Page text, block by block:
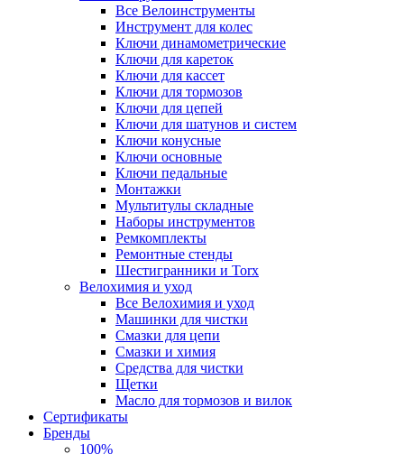
Все Велоинструменты
Инструмент для колес
Ключи динамометрические
Ключи для кареток
Ключи для кассет
Ключи для тормозов
Ключи для цепей
Ключи для шатунов и систем
Ключи конусные
Ключи основные
Ключи педальные
Монтажки
Мультитулы складные
Наборы инструментов
Ремкомплекты
Ремонтные стенды
Шестигранники и Torx
Велохимия и уход
Все Велохимия и уход
Машинки для чистки
Смазки для цепи
Смазки и химия
Средства для чистки
Щетки
Масло для тормозов и вилок
Сертификаты
Бренды
100%